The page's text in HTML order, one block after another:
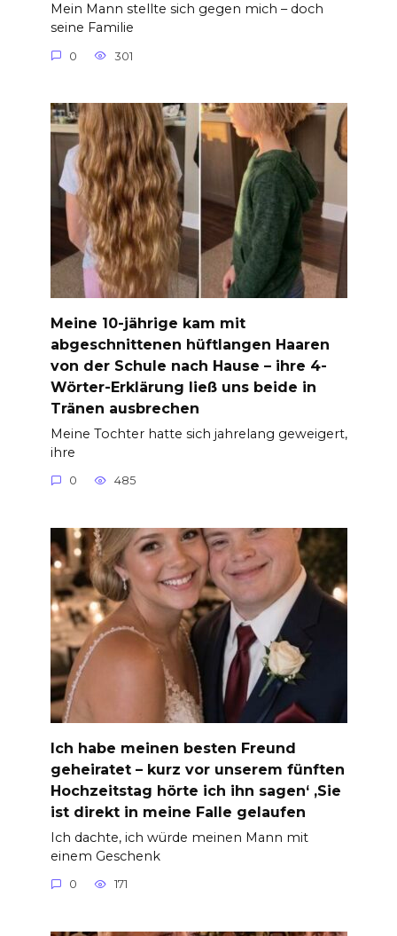
Mein Mann stellte sich gegen mich – doch
seine Familie
0 301
Meine 10-jährige kam mit
abgeschnittenen hüftlangen Haaren
von der Schule nach Hause – ihre 4-
Wörter-Erklärung ließ uns beide in
Tränen ausbrechen
Meine Tochter hatte sich jahrelang geweigert,
ihre
0 485
Ich habe meinen besten Freund
geheiratet – kurz vor unserem fünften
Hochzeitstag hörte ich ihn sagen‘ ‚Sie
ist direkt in meine Falle gelaufen
Ich dachte, ich würde meinen Mann mit
einem Geschenk
0 171